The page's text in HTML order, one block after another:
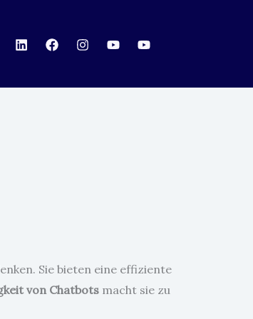
Sie bieten eine effiziente
von Chatbots macht sie zu